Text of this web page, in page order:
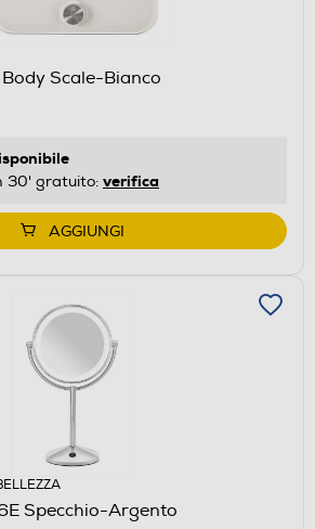
Scale-Bianco
30' gratuito: verifica
AGGIUNGI
Specchio-Argento